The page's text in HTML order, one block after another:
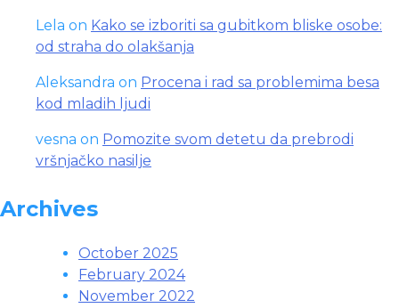
Lela on Kako se izboriti sa gubitkom bliske osobe:
od straha do olakšanja
Aleksandra on Procena i rad sa problemima besa
kod mladih ljudi
vesna on Pomozite svom detetu da prebrodi
vršnjačko nasilje
Archives
October 2025
February 2024
November 2022